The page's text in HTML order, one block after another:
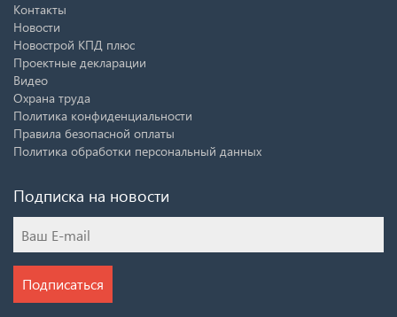
Контакты
Новости
Новострой КПД плюс
Проектные декларации
Видео
Охрана труда
Политика конфиденциальности
Правила безопасной оплаты
Политика обработки персональный данных
Подписка на новости
Подписаться